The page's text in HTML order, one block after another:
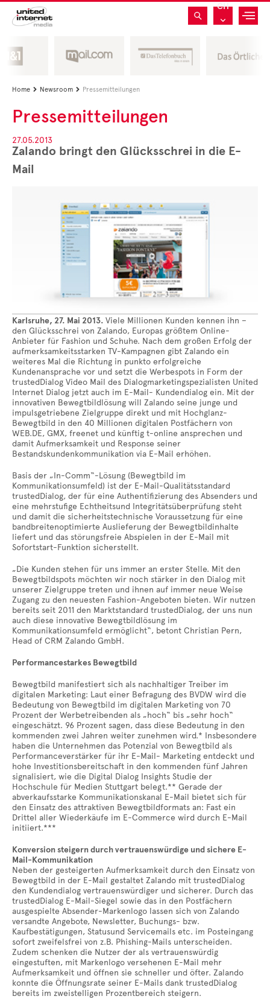
CH
Home  Newsroom  Pressemitteilungen
Pressemitteilungen
27.05.2013
Zalando bringt den Glücksschrei in die E-
Mail
Karlsruhe, 27. Mai 2013. Viele Millionen Kunden kennen ihn –
den Glücksschrei von Zalando, Europas größtem Online-
Anbieter für Fashion und Schuhe. Nach dem großen Erfolg der
aufmerksamkeitsstarken TV-Kampagnen gibt Zalando ein
weiteres Mal die Richtung in punkto erfolgreiche
Kundenansprache vor und setzt die Werbespots in Form der
trustedDialog Video Mail des Dialogmarketingspezialisten United
Internet Dialog jetzt auch im E-Mail- Kundendialog ein. Mit der
innovativen Bewegtbildlösung will Zalando seine junge und
impulsgetriebene Zielgruppe direkt und mit Hochglanz-
Bewegtbild in den 40 Millionen digitalen Postfächern von
WEB.DE, GMX, freenet und künftig t-online ansprechen und
damit Aufmerksamkeit und Response seiner
Bestandskundenkommunikation via E-Mail erhöhen.
Basis der „In-Comm“-Lösung (Bewegtbild im
Kommunikationsumfeld) ist der E-Mail-Qualitätsstandard
trustedDialog, der für eine Authentifizierung des Absenders und
eine mehrstufige Echtheitsund Integritätsüberprüfung steht
und damit die sicherheitstechnische Voraussetzung für eine
bandbreitenoptimierte Auslieferung der Bewegtbildinhalte
liefert und das störungsfreie Abspielen in der E-Mail mit
Sofortstart-Funktion sicherstellt.
„Die Kunden stehen für uns immer an erster Stelle. Mit den
Bewegtbildspots möchten wir noch stärker in den Dialog mit
unserer Zielgruppe treten und ihnen auf immer neue Weise
Zugang zu den neuesten Fashion-Angeboten bieten. Wir nutzen
bereits seit 2011 den Marktstandard trustedDialog, der uns nun
auch diese innovative Bewegtbildlösung im
Kommunikationsumfeld ermöglicht“, betont Christian Pern,
Head of CRM Zalando GmbH.
Performancestarkes Bewegtbild
Bewegtbild manifestiert sich als nachhaltiger Treiber im
digitalen Marketing: Laut einer Befragung des BVDW wird die
Bedeutung von Bewegtbild im digitalen Marketing von 70
Prozent der Werbetreibenden als „hoch“ bis „sehr hoch“
eingeschätzt. 96 Prozent sagen, dass diese Bedeutung in den
kommenden zwei Jahren weiter zunehmen wird.* Insbesondere
haben die Unternehmen das Potenzial von Bewegtbild als
Performanceverstärker für ihr E-Mail- Marketing entdeckt und
hohe Investitionsbereitschaft in den kommenden fünf Jahren
signalisiert, wie die Digital Dialog Insights Studie der
Hochschule für Medien Stuttgart belegt.** Gerade der
abverkaufsstarke Kommunikationskanal E-Mail bietet sich für
den Einsatz des attraktiven Bewegtbildformats an: Fast ein
Drittel aller Wiederkäufe im E-Commerce wird durch E-Mail
initiiert.***
Konversion steigern durch vertrauenswürdige und sichere E-
Mail-Kommunikation
Neben der gesteigerten Aufmerksamkeit durch den Einsatz von
Bewegtbild in der E-Mail gestaltet Zalando mit trustedDialog
den Kundendialog vertrauenswürdiger und sicherer. Durch das
trustedDialog E-Mail-Siegel sowie das in den Postfächern
ausgespielte Absender-Markenlogo lassen sich von Zalando
versandte Angebote, Newsletter, Buchungs- bzw.
Kaufbestätigungen, Statusund Servicemails etc. im Posteingang
sofort zweifelsfrei von z.B. Phishing-Mails unterscheiden.
Zudem schenken die Nutzer der als vertrauenswürdig
eingestuften, mit Markenlogo versehenen E-Mail mehr
Aufmerksamkeit und öffnen sie schneller und öfter. Zalando
konnte die Öffnungsrate seiner E-Mails dank trustedDialog
bereits im zweistelligen Prozentbereich steigern.